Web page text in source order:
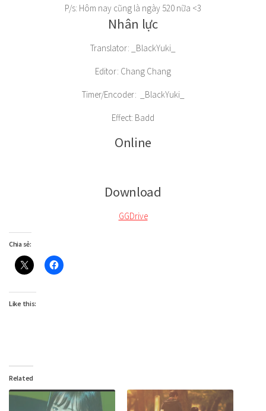
P/s: Hôm nay cũng là ngày 520 nữa <3
Nhân lực
Translator: _BlackYuki_
Editor: Chang Chang
Timer/Encoder: _BlackYuki_
Effect: Badd
Online
Download
GGDrive
Chia sẻ:
Like this:
Related